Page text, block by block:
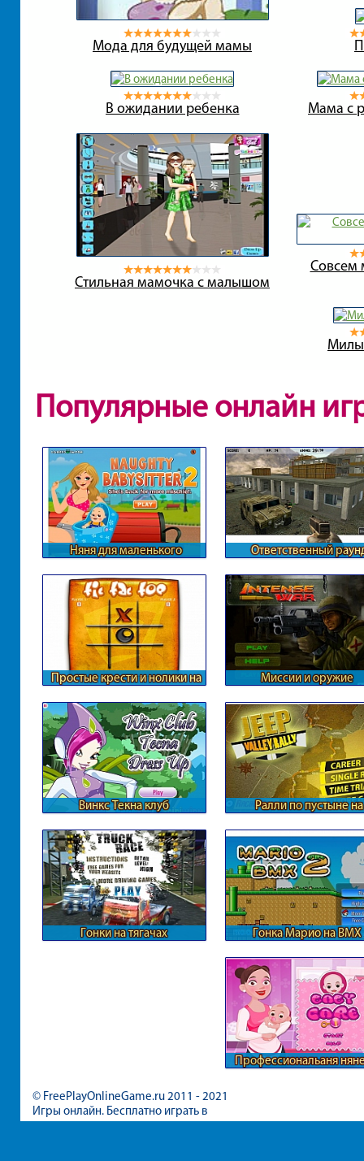
Мода для будущей мамы
В ожидании ребенка Мама с
Стильная мамочка с малышом
Совсем
Популярные онлайн
Няня для маленького
Ответственный
Простые крести и нолики на
Миссии и оружие
Винкс Текна клуб
Ралли по пустыне на
Гонки на тягачах Гонка Марио на BMX
Профессиональаня
© FreePlayOnlineGame.ru 2011 - 2021
Игры онлайн. Бесплатно играть в
игры для девочек и мальчиков